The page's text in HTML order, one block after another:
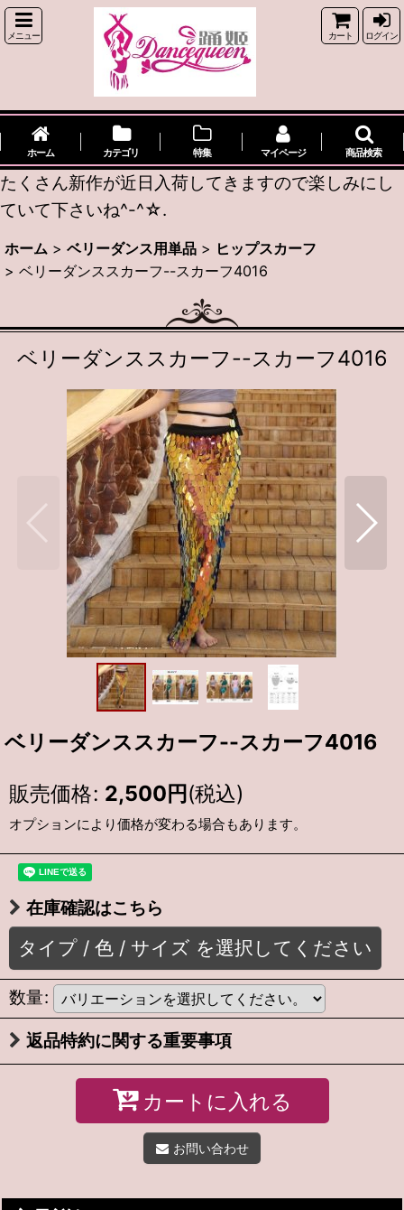
メニュー カート ログイン
ホーム カテゴリ 特集 マイページ 商品検索
たくさん新作が近日入荷してきますので楽しみにし
ていて下さいね^-^☆.
ホーム > ベリーダンス用単品 > ヒップスカーフ
> ベリーダンススカーフ--スカーフ4016
ベリーダンススカーフ--スカーフ4016
ベリーダンススカーフ--スカーフ4016
販売価格: 2,500円(税込)
オプションにより価格が変わる場合もあります。
在庫確認はこちら
タイプ / 色 / サイズ を選択してください
数量:
返品特約に関する重要事項
カートに入れる
お問い合わせ